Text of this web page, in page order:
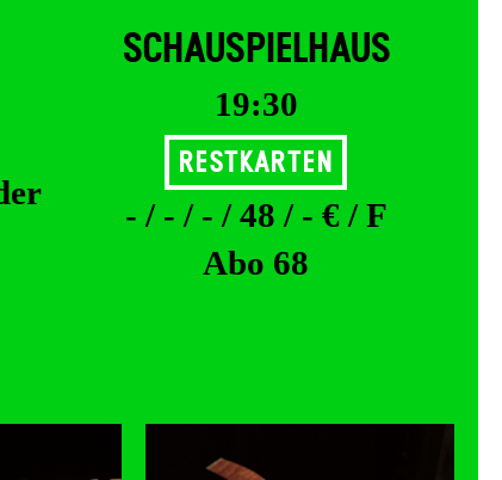
SCHAUSPIELHAUS
19:30
Restkarten
- / - / - / 48 / - € / F
Abo 68